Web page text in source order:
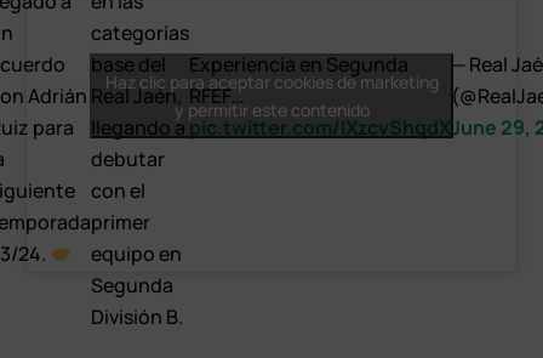
Adrián
para
24.
categorías
base del
Real Jaén,
llegando a
debutar
con el
primer
equipo en
Segunda
División B.
Experiencia en Segunda
RFEF…
pic.twitter.com/IXzcvShqdX
— Real
June 29,
Haz clic para aceptar cookies de marketing
y permitir este contenido